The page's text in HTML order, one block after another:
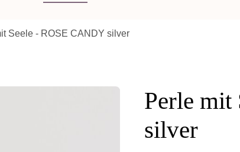
Seele - ROSE CANDY silver
Perle mit
silver